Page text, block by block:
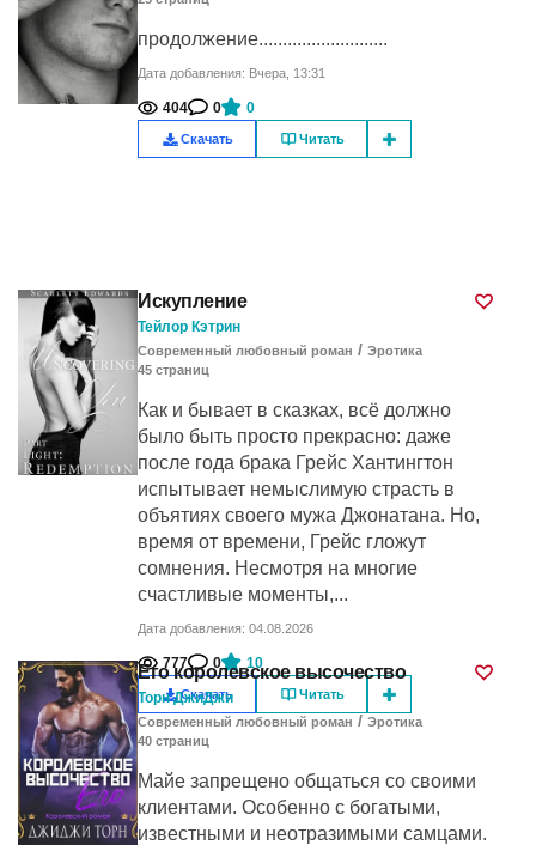
продолжение...........................
Дата добавления: Вчера, 13:31
404 0 0
Скачать Читать
Искупление
Тейлор Кэтрин
Современный любовный роман / Эротика
45 cтраниц
Как и бывает в сказках, всё должно
было быть просто прекрасно: даже
после года брака Грейс Хантингтон
испытывает немыслимую страсть в
объятиях своего мужа Джонатана. Но,
время от времени, Грейс гложут
сомнения. Несмотря на многие
счастливые моменты,...
Дата добавления: 04.08.2026
777 0 10
Скачать Читать
Его королевское высочество
Торн ДжиДжи
Современный любовный роман / Эротика
40 cтраниц
Майе запрещено общаться со своими
клиентами. Особенно с богатыми,
известными и неотразимыми самцами.